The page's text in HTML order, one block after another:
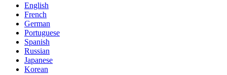
English
French
German
Portuguese
Spanish
Russian
Japanese
Korean